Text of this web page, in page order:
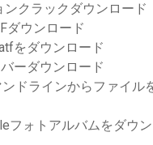
ンクラックダウンロード
ダウンロード
をダウンロード
ーダウンロード
ドラインからファイル
フォトアルバムをダウ